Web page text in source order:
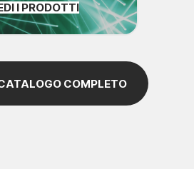
I PRODOTTI
COMPLETO